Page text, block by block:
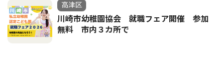
高津区
川崎市幼稚園協会 就職フェア開催 参加
無料 市内３カ所で